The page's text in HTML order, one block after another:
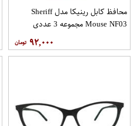
محافظ کابل رینیکا مدل Sheriff
Mouse NF03 مجموعه 3 عددی
۹۲,۰۰۰